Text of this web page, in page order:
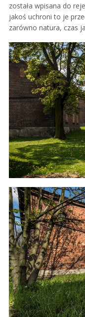
została wpisana do
jakoś uchroni to je
zarówno natura, czas